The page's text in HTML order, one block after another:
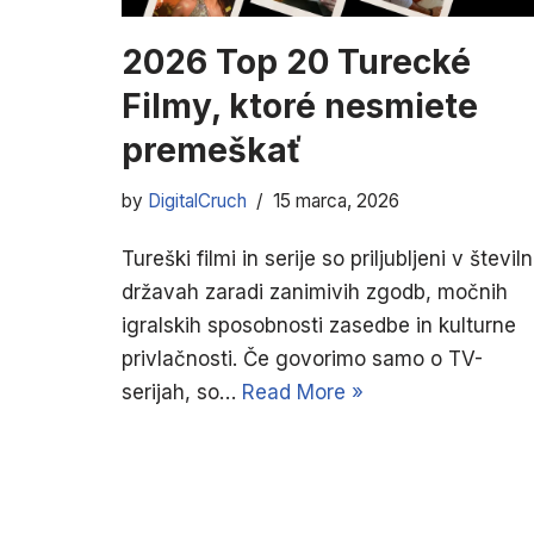
2026 Top 20 Turecké
Filmy, ktoré nesmiete
premeškať
by DigitalCruch 15 marca, 2026
Tureški filmi in serije so priljubljeni v
državah zaradi zanimivih zgodb, močnih
igralskih sposobnosti zasedbe in kulturne
privlačnosti. Če govorimo samo o TV-
serijah, so… Read More »